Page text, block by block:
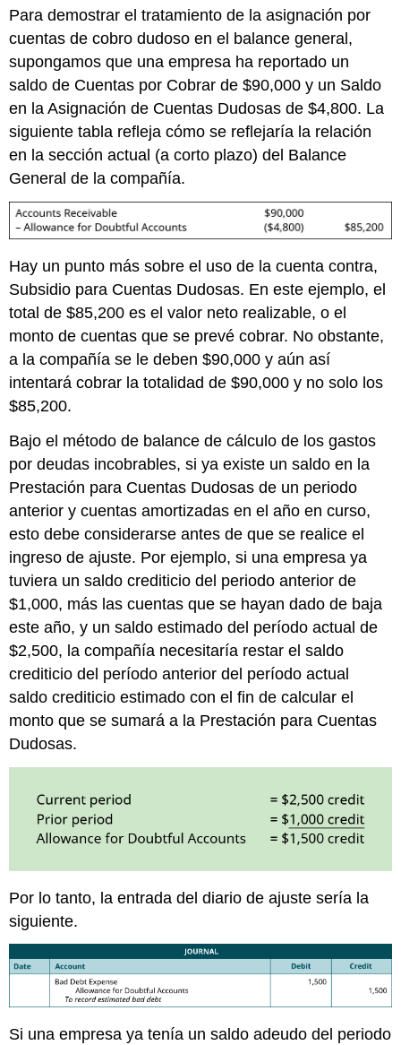
Para demostrar el tratamiento de la asignación por
cuentas de cobro dudoso en el balance general,
supongamos que una empresa ha reportado un
saldo de Cuentas por Cobrar de $90,000 y un Saldo
en la Asignación de Cuentas Dudosas de $4,800. La
siguiente tabla refleja cómo se reflejaría la relación
en la sección actual (a corto plazo) del Balance
General de la compañía.
Hay un punto más sobre el uso de la cuenta contra,
Subsidio para Cuentas Dudosas. En este ejemplo, el
total de $85,200 es el valor neto realizable, o el
monto de cuentas que se prevé cobrar. No obstante,
a la compañía se le deben $90,000 y aún así
intentará cobrar la totalidad de $90,000 y no solo los
$85,200.
Bajo el método de balance de cálculo de los gastos
por deudas incobrables, si ya existe un saldo en la
Prestación para Cuentas Dudosas de un periodo
anterior y cuentas amortizadas en el año en curso,
esto debe considerarse antes de que se realice el
ingreso de ajuste. Por ejemplo, si una empresa ya
tuviera un saldo crediticio del periodo anterior de
$1,000, más las cuentas que se hayan dado de baja
este año, y un saldo estimado del período actual de
$2,500, la compañía necesitaría restar el saldo
crediticio del período anterior del período actual
saldo crediticio estimado con el fin de calcular el
monto que se sumará a la Prestación para Cuentas
Dudosas.
Por lo tanto, la entrada del diario de ajuste sería la
siguiente.
Si una empresa ya tenía un saldo adeudo del periodo